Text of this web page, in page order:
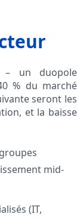
– un duopole
% du marché
seront les
et la baisse
mid-
(IT,